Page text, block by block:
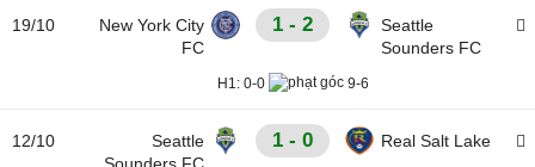
19/10
New York City
FC
1 - 2
Seattle
Sounders FC
H1: 0-0 9-6
12/10
Seattle
1 - 0 Real Salt Lake